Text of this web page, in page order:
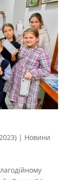
| Новини